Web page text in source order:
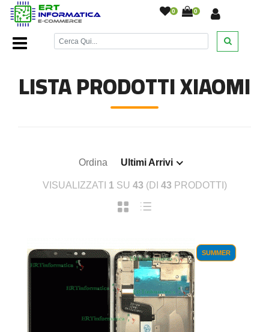
0 0
Home Page/Ricambi smartphone e tablet/Xiaomi
LISTA PRODOTTI XIAOMI
Ordina Ultimi Arrivi
VISUALIZZATI 1 SU 43 (DI 43 PRODOTTI)
SUMMER